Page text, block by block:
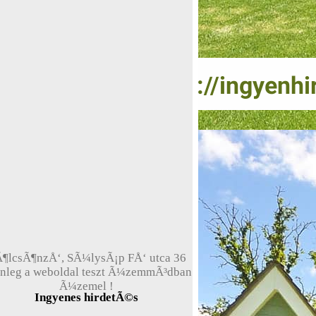
a weboldal teszt Ã¼zemmÃ³dban
Ã¼zemel !
Ingyenes hirdetÃ©s